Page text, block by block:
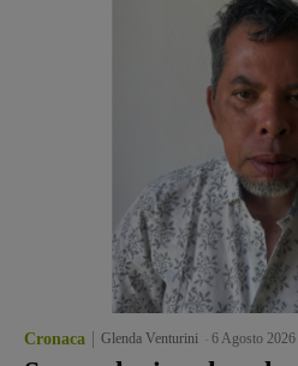
Cronaca Glenda Venturini 6 Agosto 2026